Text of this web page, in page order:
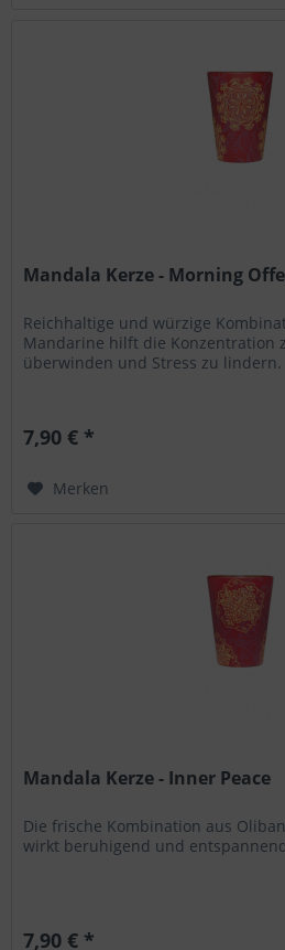
Mandala Kerze - Morning
Reichhaltige und würzige
Mandarine hilft die Konzentration
überwinden und Stress zu lindern.
7,90 € *
Merken
Mandala Kerze - Inner Peace
Die frische Kombination aus
wirkt beruhigend und
7,90 € *